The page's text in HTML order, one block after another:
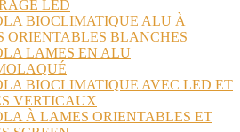
LED
BIOCLIMATIQUE ALU À
ORIENTABLES BLANCHES
LAMES EN ALU
BIOCLIMATIQUE AVEC LED ET
VERTICAUX
À LAMES ORIENTABLES ET